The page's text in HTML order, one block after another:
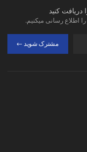
کنید
اطلاع رسانی میکنیم.
مشترک شوید